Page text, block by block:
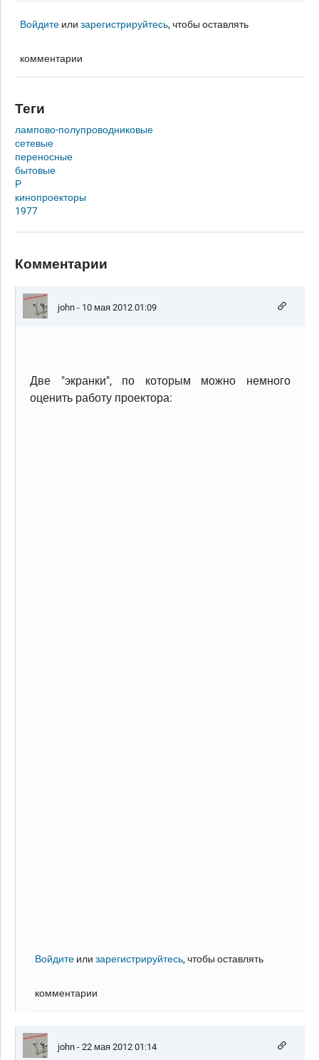
Войдите илизарегистрируйтесь, чтобы оставлять
комментарии
Теги
лампово-полупроводниковые
сетевые
переносные
бытовые
Р
кинопроекторы
1977
Комментарии
john - 10 мая 2012 01:09
Две "экранки", по которым можно немного
оценить работу проектора:
Войдите илизарегистрируйтесь, чтобы оставлять
комментарии
john - 22 мая 2012 01:14